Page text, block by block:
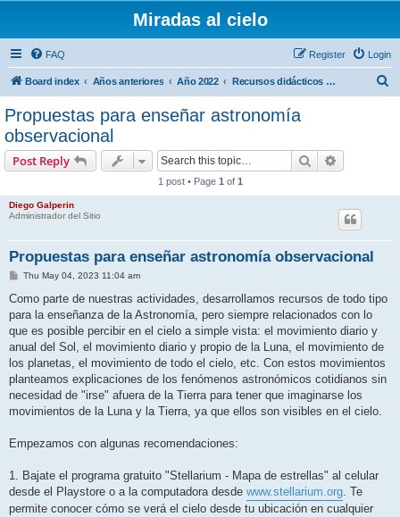
Miradas al cielo
FAQ Login
Register
Board index Años anteriores Año 2022 Recursos didácticos para docentes
Propuestas para enseñar astronomía
observacional
Post Reply Search
1 post • Page 1 of 1
Diego Galperin
Administrador del Sitio
Propuestas para enseñar astronomía observacional
P
s
Thu May 04, 2023 11:04 am
Como parte de nuestras actividades, desarrollamos recursos de todo tipo
para la enseñanza de la Astronomía, pero siempre relacionados con lo
que es posible percibir en el cielo a simple vista: el movimiento diario y
anual del Sol, el movimiento diario y propio de la Luna, el movimiento de
los planetas, el movimiento de todo el cielo, etc. Con estos movimientos
planteamos explicaciones de los fenómenos astronómicos cotidianos sin
necesidad de "irse" afuera de la Tierra para tener que imaginarse los
movimientos de la Luna y la Tierra, ya que ellos son visibles en el cielo.
Empezamos con algunas recomendaciones:
1. Bajate el programa gratuito "Stellarium - Mapa de estrellas" al celular
desde el Playstore o a la computadora desde www.stellarium.org. Te
permite conocer cómo se verá el cielo desde tu ubicación en cualquier